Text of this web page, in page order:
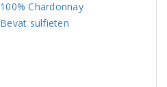
100% Chardonnay
Bevat sulfieten